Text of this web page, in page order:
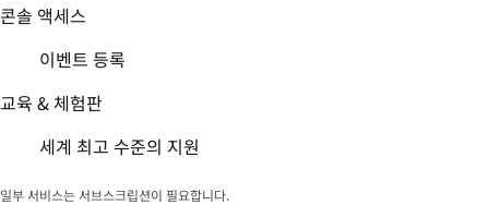
콘솔 액세스
이벤트 등록
교육 & 체험판
세계 최고 수준의 지원
일부 서비스는 서브스크립션이 필요합니다.